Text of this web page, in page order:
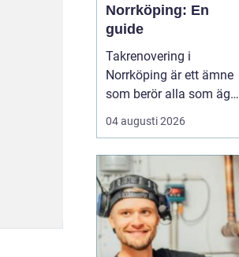
Norrköping: En
guide
Takrenovering i
Norrköping är ett ämne
som berör alla som äger
hus, radhus eller
flerfamiljshus i området.
viktigaste skydd mot
regn, snö och fukt, och
en i tid genomförd
renovering kan sp...
04 augusti 2026